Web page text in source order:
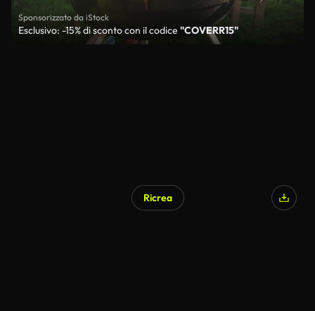
Sponsorizzato da iStock
Esclusivo: -15% di sconto con il codice "COVERR15"
Ricrea